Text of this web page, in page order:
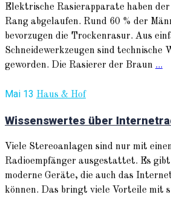
Elektrische Rasierapparate haben
Rang abgelaufen. Rund 60 % der
bevorzugen die Trockenrasur. Aus
Schneidewerkzeugen sind technische
geworden. Die Rasierer der Braun ...
Mai 13 Haus & Hof
Wissenswertes über
Viele Stereoanlagen sind nur mit
Radioempfänger ausgestattet. Es
moderne Geräte, die auch das
können. Das bringt viele Vorteile mit